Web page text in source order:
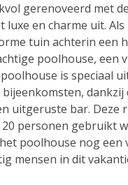
gerenoveerd met
luxe en charme uit. Als
tuin achterin een
poolhouse, een
is speciaal
dankzij
uitgeruste bar. Deze
personen gebruikt
poolhouse nog een
mensen in dit